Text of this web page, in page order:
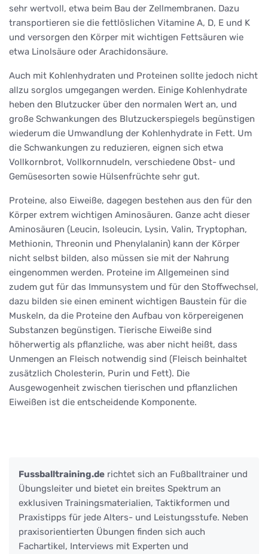
sehr wertvoll, etwa beim Bau der Zellmembranen. Dazu
transportieren sie die fettlöslichen Vitamine A, D, E und K
und versorgen den Körper mit wichtigen Fettsäuren wie
etwa Linolsäure oder Arachidonsäure.
Auch mit Kohlenhydraten und Proteinen sollte jedoch nicht
allzu sorglos umgegangen werden. Einige Kohlenhydrate
heben den Blutzucker über den normalen Wert an, und
große Schwankungen des Blutzuckerspiegels begünstigen
wiederum die Umwandlung der Kohlenhydrate in Fett. Um
die Schwankungen zu reduzieren, eignen sich etwa
Vollkornbrot, Vollkornnudeln, verschiedene Obst- und
Gemüsesorten sowie Hülsenfrüchte sehr gut.
Proteine, also Eiweiße, dagegen bestehen aus den für den
Körper extrem wichtigen Aminosäuren. Ganze acht dieser
Aminosäuren (Leucin, Isoleucin, Lysin, Valin, Tryptophan,
Methionin, Threonin und Phenylalanin) kann der Körper
nicht selbst bilden, also müssen sie mit der Nahrung
eingenommen werden. Proteine im Allgemeinen sind
zudem gut für das Immunsystem und für den Stoffwechsel,
dazu bilden sie einen eminent wichtigen Baustein für die
Muskeln, da die Proteine den Aufbau von körpereigenen
Substanzen begünstigen. Tierische Eiweiße sind
höherwertig als pflanzliche, was aber nicht heißt, dass
Unmengen an Fleisch notwendig sind (Fleisch beinhaltet
zusätzlich Cholesterin, Purin und Fett). Die
Ausgewogenheit zwischen tierischen und pflanzlichen
Eiweißen ist die entscheidende Komponente.
Fussballtraining.de richtet sich an Fußballtrainer und
Übungsleiter und bietet ein breites Spektrum an
exklusiven Trainingsmaterialien, Taktikformen und
Praxistipps für jede Alters- und Leistungsstufe. Neben
praxisorientierten Übungen finden sich auch
Fachartikel, Interviews mit Experten und